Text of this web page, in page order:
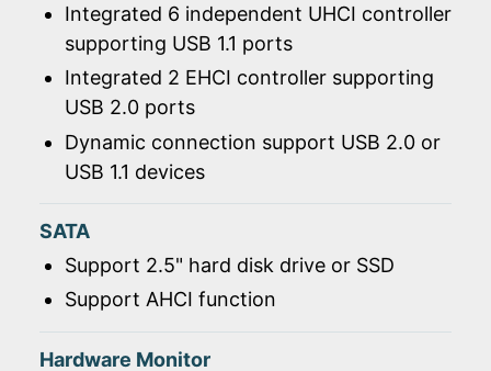
Integrated 6 independent UHCI controller
supporting USB 1.1 ports
Integrated 2 EHCI controller supporting
USB 2.0 ports
Dynamic connection support USB 2.0 or
USB 1.1 devices
SATA
Support 2.5" hard disk drive or SSD
Support AHCI function
Hardware Monitor